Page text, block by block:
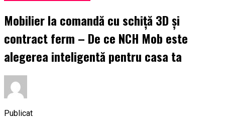
Mobilier la comandă cu schiță 3D și
contract ferm – De ce NCH Mob este
alegerea inteligentă pentru casa ta
Publicat